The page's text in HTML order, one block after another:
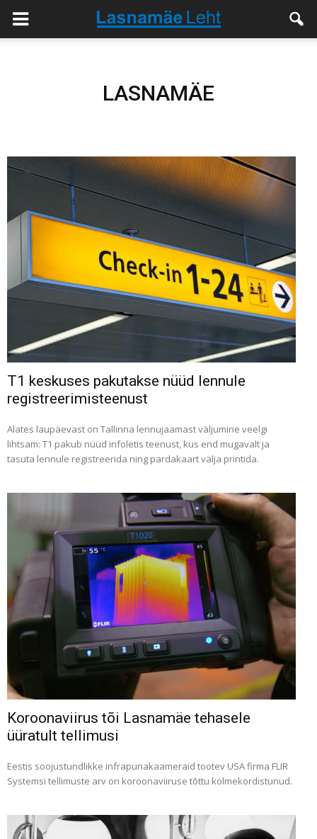
LASNAMÄE
T1 keskuses pakutakse nüüd lennule
registreerimisteenust
Alates laupäevast on Tallinna lennujaamast väljumine veelgi
lihtsam: T1 pakub nüüd infoletis teenust, kus end mugavalt ja
tasuta lennule registreerida ning pardakaart välja printida.
Koroonaviirus tõi Lasnamäe tehasele
üüratult tellimusi
Eestis soojustundlikke infrapunakaameraid tootev USA firma FLIR
Systemsi tellimuste arv on koroonaviiruse tõttu kolmekordistunud.